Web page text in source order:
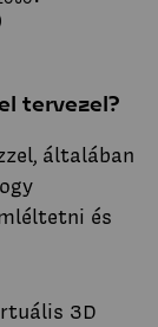
tervezel?
általában
és
3D